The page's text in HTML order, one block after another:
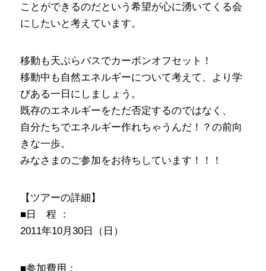
ことができるのだという希望が心に湧いてくる会
にしたいと考えています。
移動も天ぷらバスでカーボンオフセット！
移動中も自然エネルギーについて考えて、より学
びある一日にしましょう。
既存のエネルギーをただ否定するのではなく、
自分たちでエネルギー作れちゃうんだ！？の前向
きな一歩。
みなさまのご参加をお待ちしています！！！
【ツアーの詳細】
■日 程 ：
2011年10月30日（日）
■参加費用：